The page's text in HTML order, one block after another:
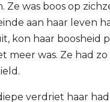
was boos op
aan haar leven
kon haar boosheid
meer was. Ze had
verdriet haar